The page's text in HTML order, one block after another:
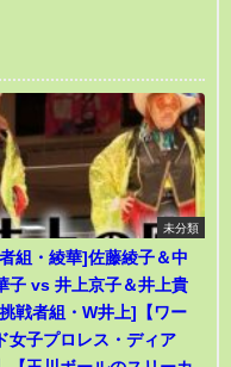
未分類
組・綾華]佐藤綾子＆中
子 vs 井上京子＆井上貴
戦者組・W井上]【ワー
女子プロレス・ディア